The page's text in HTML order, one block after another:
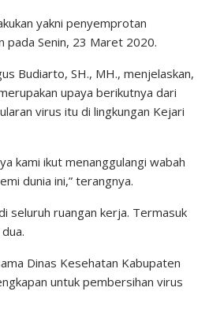
yakni penyemprotan
pada Senin, 23 Maret 2020.
Budiarto, SH., MH., menjelaskan,
upaya berikutnya dari
virus itu di lingkungan Kejari
kami ikut menanggulangi wabah
dunia ini,” terangnya.
seluruh ruangan kerja. Termasuk
Dinas Kesehatan Kabupaten
untuk pembersihan virus